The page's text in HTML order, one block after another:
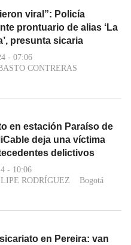
viral”: Policía
prontuario de alias ‘La
presunta sicaria
- 07:06
CONTRERAS
en estación Paraíso de
deja una víctima
delictivos
- 10:06
RODRÍGUEZ
Bogotá
en Pereira: van